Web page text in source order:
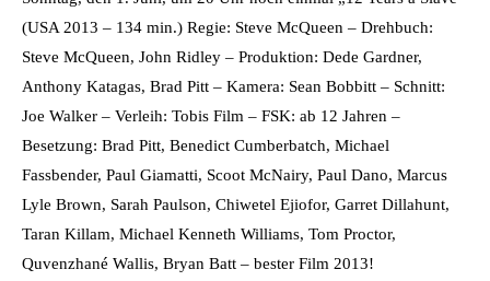
(USA 2013 – 134 min.) Regie: Steve McQueen – Drehbuch:
Steve McQueen, John Ridley – Produktion: Dede Gardner,
Anthony Katagas, Brad Pitt – Kamera: Sean Bobbitt – Schnitt:
Joe Walker – Verleih: Tobis Film – FSK: ab 12 Jahren –
Besetzung: Brad Pitt, Benedict Cumberbatch, Michael
Fassbender, Paul Giamatti, Scoot McNairy, Paul Dano, Marcus
Lyle Brown, Sarah Paulson, Chiwetel Ejiofor, Garret Dillahunt,
Taran Killam, Michael Kenneth Williams, Tom Proctor,
Quvenzhané Wallis, Bryan Batt – bester Film 2013!